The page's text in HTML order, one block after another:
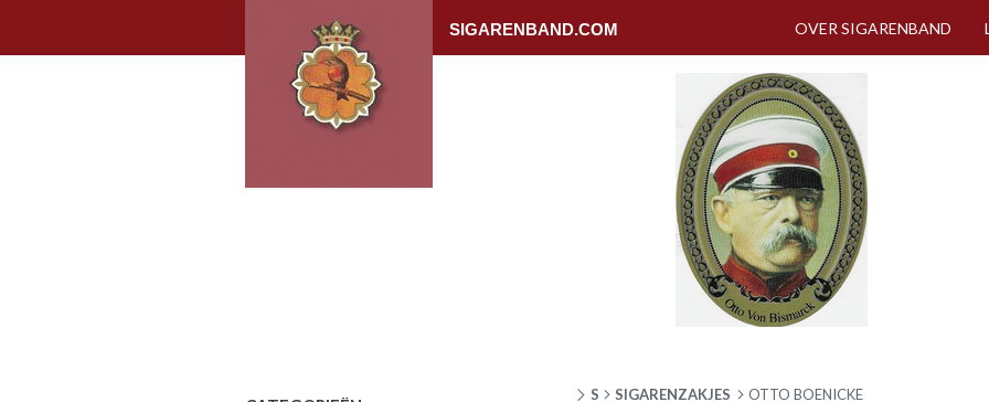
SIGARENBAND.COM OVER SIGARENBAND
S SIGARENZAKJES OTTO BOENICKE